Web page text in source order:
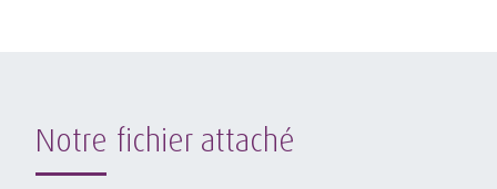
Notre fichier attaché